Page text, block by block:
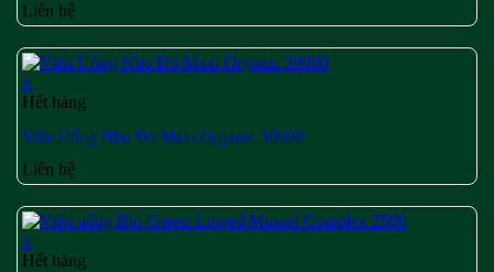
Liên hệ
+
Hết hàng
Viên Uống Nho Đỏ Maxi Organic 30000
Liên hệ
+
Hết hàng